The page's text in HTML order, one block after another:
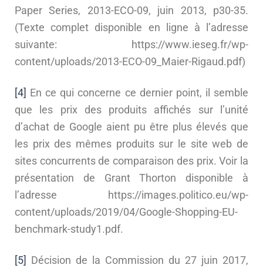
Paper Series, 2013-ECO-09, juin 2013, p30-35.
(Texte complet disponible en ligne à l’adresse
suivante: https://www.ieseg.fr/wp-
content/uploads/2013-ECO-09_Maier-Rigaud.pdf)
[4] En ce qui concerne ce dernier point, il semble
que les prix des produits affichés sur l’unité
d’achat de Google aient pu être plus élevés que
les prix des mêmes produits sur le site web de
sites concurrents de comparaison des prix. Voir la
présentation de Grant Thorton disponible à
l’adresse https://images.politico.eu/wp-
content/uploads/2019/04/Google-Shopping-EU-
benchmark-study1.pdf.
[5] Décision de la Commission du 27 juin 2017,